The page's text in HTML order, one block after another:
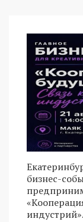
бизнес-
индустрий».